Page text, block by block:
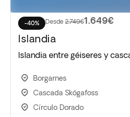
-40% Desde 2.749€1.649€
Islandia
Islandia entre géiseres y
Borgarnes
Cascada Skógafoss
Círculo Dorado